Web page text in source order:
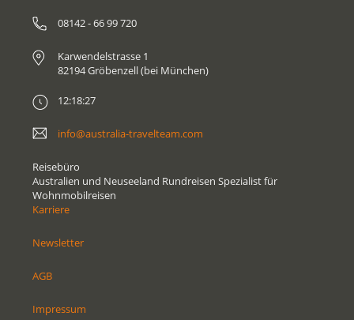
08142 - 66 99 720
Karwendelstrasse 1
82194 Gröbenzell (bei München)
12:18:27
info@australia-travelteam.com
Reisebüro
Australien und Neuseeland Rundreisen Spezialist für
Wohnmobilreisen
Karriere
Newsletter
AGB
Impressum